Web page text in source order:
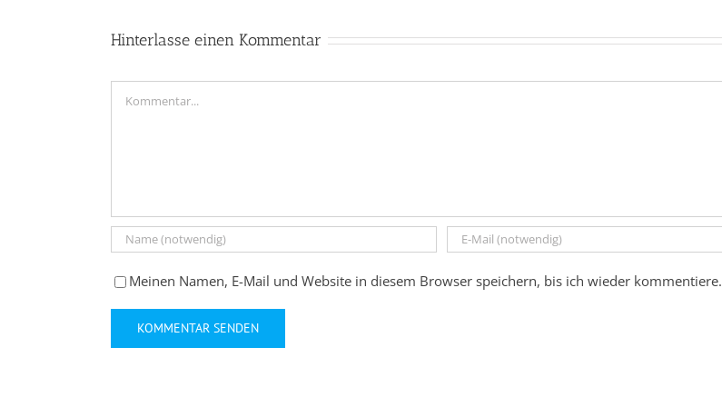
Hinterlasse einen Kommentar
Meinen Namen, E-Mail und Website in diesem Browser speichern, bis ich wieder kommentiere.